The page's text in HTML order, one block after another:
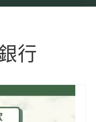
行